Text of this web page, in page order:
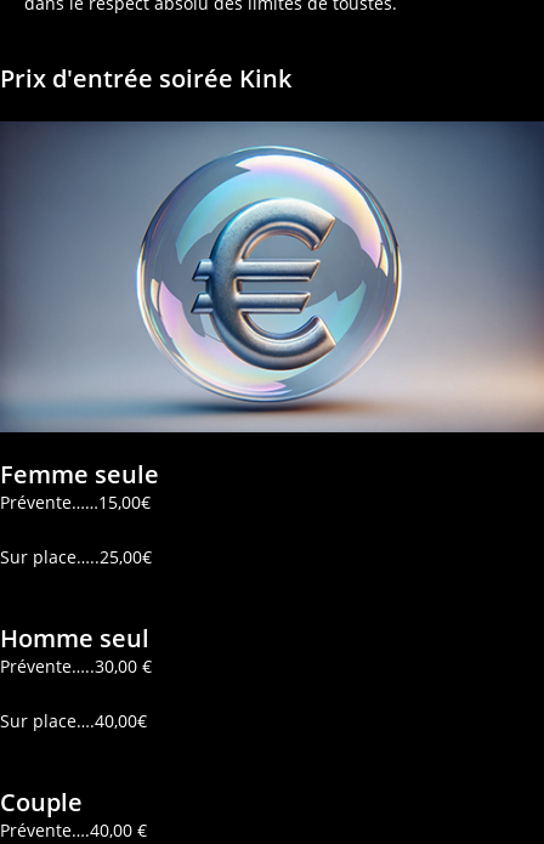
Prix d'entrée soirée Kink
Femme seule
Prévente……15,00€
Sur place…..25,00€
Homme seul
Prévente…..30,00 €
Sur place….40,00€
Couple
Prévente….40,00 €